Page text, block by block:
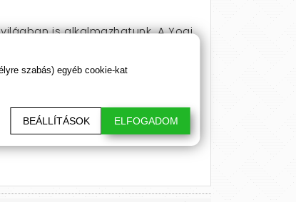
is alkalmazhatunk. A Yogi
amely az emberek igényeihez
szabás) egyéb cookie-kat
BEÁLLÍTÁSOK ELFOGADOM